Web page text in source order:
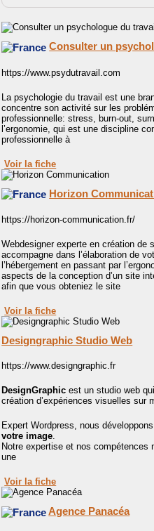
Consulter un
https://www.psydutravail.com
La psychologie du travail est une
concentre son activité sur les
professionnelle: stress, burn-out,
l’ergonomie, qui est une discipline
professionnelle à
Voir la fiche
Horizon
https://horizon-communication.fr/
Webdesigner experte en création de
accompagne dans l’élaboration de
l’hébergement en passant par
aspects de la conception d’un site
afin que vous obteniez le site
Voir la fiche
Designgraphic Studio Web
https://www.designgraphic.fr
DesignGraphic est un studio web
création d’expériences visuelles sur
Expert Wordpress, nous
votre image.
Notre expertise et nos compétences
une
Voir la fiche
Agence Panacéa